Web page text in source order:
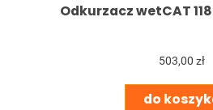
Odkurzacz wetCAT 118
503,00 zł
do